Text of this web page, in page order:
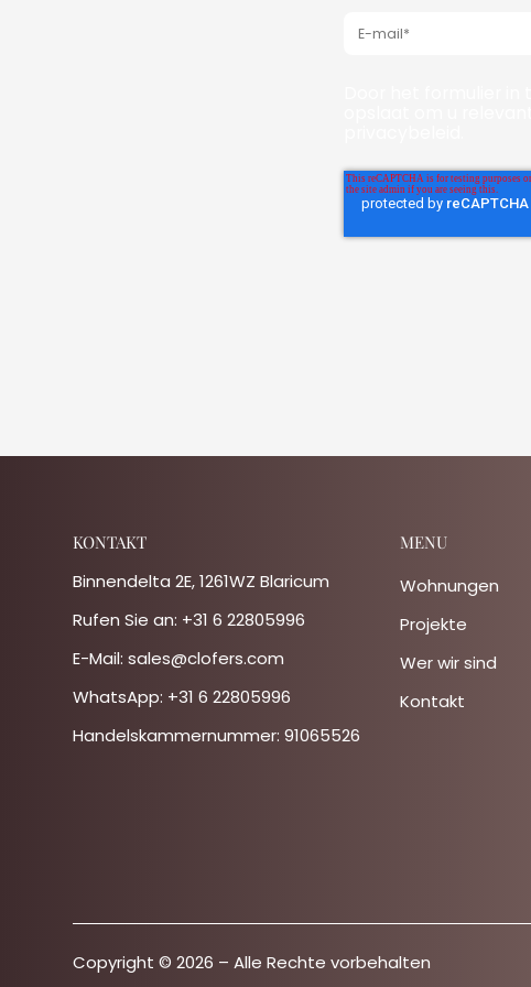
KONTAKT
Binnendelta 2E, 1261WZ Blaricum
Rufen Sie an: +31 6 22805996
E-Mail: sales@clofers.com
WhatsApp: +31 6 22805996
Handelskammernummer: 91065526
MENU
Wohnungen
Projekte
Wer wir sind
Kontakt
Copyright © 2026 – Alle Rechte vorbehalten